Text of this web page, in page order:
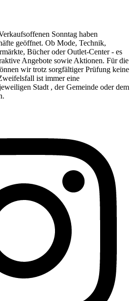
Sonntag haben
geöffnet. Ob Mode, Technik,
Bücher oder Outlet-Center - es
Angebote sowie Aktionen. Für die
wir trotz sorgfältiger Prüfung keine
ist immer eine
Stadt , der Gemeinde oder dem